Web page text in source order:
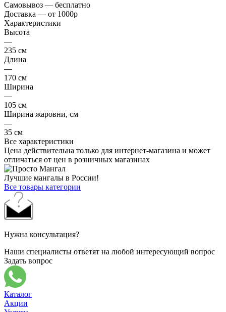
Самовывоз — бесплатно
Доставка — от 1000р
Характеристики
Высота
—
235 см
Длина
—
170 см
Ширина
—
105 см
Ширина жаровни, см
—
35 см
Все характеристики
Цена действительна только для интернет-магазина и может
отличаться от цен в розничных магазинах
Лучшие мангалы в России!
Все товары категории
Нужна консультация?
Наши специалисты ответят на любой интересующий вопрос
Задать вопрос
Каталог
Акции